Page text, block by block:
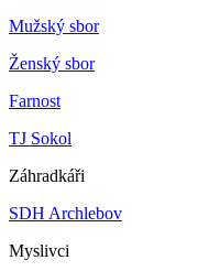
Mužský sbor
Ženský sbor
Farnost
TJ Sokol
Záhradkáři
SDH Archlebov
Myslivci